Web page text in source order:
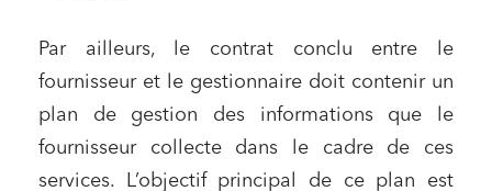
Par ailleurs, le contrat conclu entre le
fournisseur et le gestionnaire doit contenir un
plan de gestion des informations que le
fournisseur collecte dans le cadre de ces
services. L’objectif principal de ce plan est